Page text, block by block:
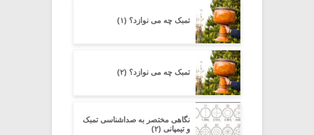
تمبک چه می نوازد؟ (۱)
تمبک چه می نوازد؟ (۲)
نگاهی مختصر به صداشناسی تمبک
و تیمپانی (۲)